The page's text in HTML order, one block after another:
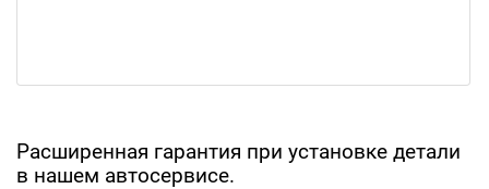
Расширенная гарантия при установке детали
в нашем автосервисе.